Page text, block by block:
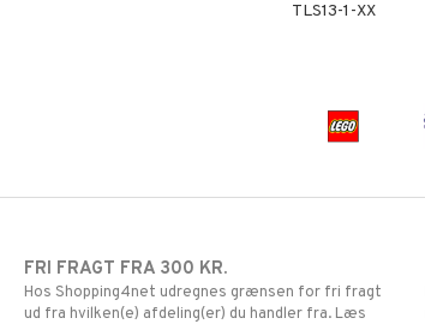
TLS13-1-XX
FRI FRAGT FRA 300 KR.
Hos Shopping4net udregnes grænsen for fri fragt
ud fra hvilken(e) afdeling(er) du handler fra. Læs